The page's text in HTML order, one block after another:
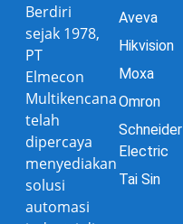
Berdiri
sejak 1978,
PT
Elmecon
Multikencana
telah
dipercaya
menyediakan
solusi
automasi
Aveva
Hikvision
Moxa
Omron
Schneider
Electric
Tai Sin